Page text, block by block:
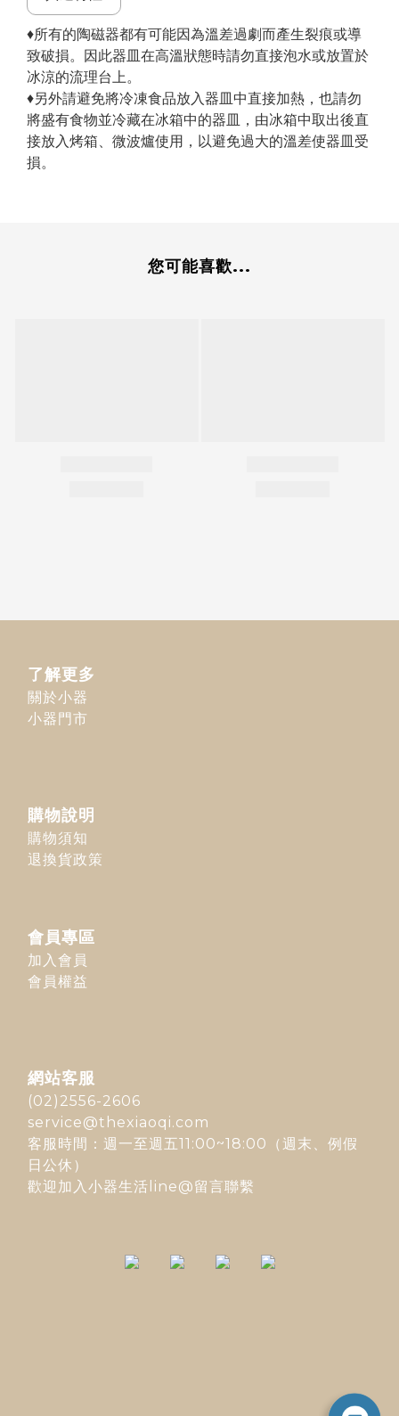
♦所有的陶磁器都有可能因為溫差過劇而產生裂痕或導
致破損。因此器皿在高溫狀態時請勿直接泡水或放置於
冰涼的流理台上。
♦另外請避免將冷凍食品放入器皿中直接加熱，也請勿
將盛有食物並冷藏在冰箱中的器皿，由冰箱中取出後直
接放入烤箱、微波爐使用，以避免過大的溫差使器皿受
損。
您可能喜歡...
了解更多
關於小器
小器門市
購物說明
購物須知
退換貨政策
會員專區
加入會員
會員權益
網站客服
(02)2556-2606
service@thexiaoqi.com
客服時間：週一至週五11:00~18:00（週末、例假
日公休）
歡迎加入 小器生活line@留言聯繫